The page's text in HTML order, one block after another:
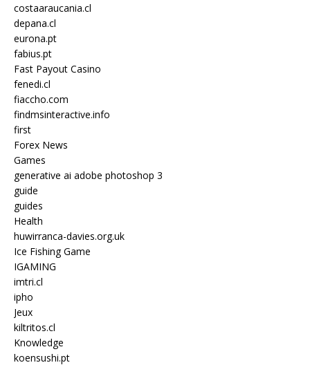
costaaraucania.cl
depana.cl
eurona.pt
fabius.pt
Fast Payout Casino
fenedi.cl
fiaccho.com
findmsinteractive.info
first
Forex News
Games
generative ai adobe photoshop 3
guide
guides
Health
huwirranca-davies.org.uk
Ice Fishing Game
IGAMING
imtri.cl
ipho
Jeux
kiltritos.cl
Knowledge
koensushi.pt